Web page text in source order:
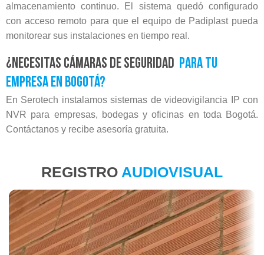
almacenamiento continuo. El sistema quedó configurado
con acceso remoto para que el equipo de Padiplast pueda
monitorear sus instalaciones en tiempo real.
¿Necesitas cámaras de seguridad para tu
empresa en Bogotá?
En Serotech instalamos sistemas de videovigilancia IP con
NVR para empresas, bodegas y oficinas en toda Bogotá.
Contáctanos y recibe asesoría gratuita.
REGISTRO AUDIOVISUAL